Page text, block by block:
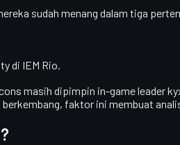
sudah menang dalam tiga
di IEM Rio.
masih dipimpin in-game leader
faktor ini membuat